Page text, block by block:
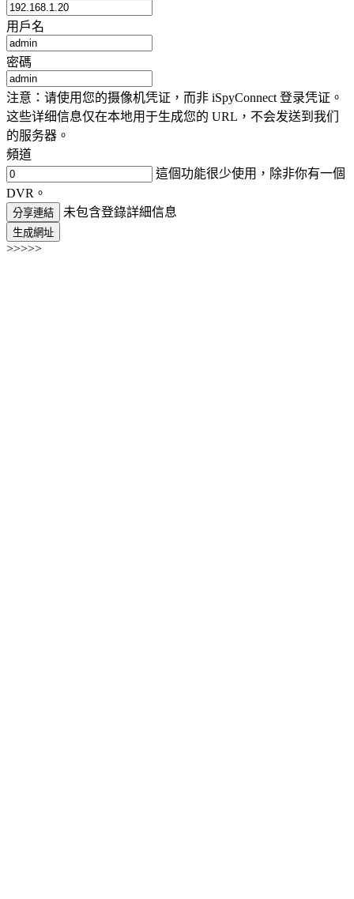
用戶名
密碼
注意：请使用您的摄像机凭证，而非 iSpyConnect 登录凭证。
这些详细信息仅在本地用于生成您的 URL，不会发送到我们
的服务器。
頻道
這個功能很少使用，除非你有一個
DVR。
分享連結 未包含登錄詳細信息
生成網址
>>>>>